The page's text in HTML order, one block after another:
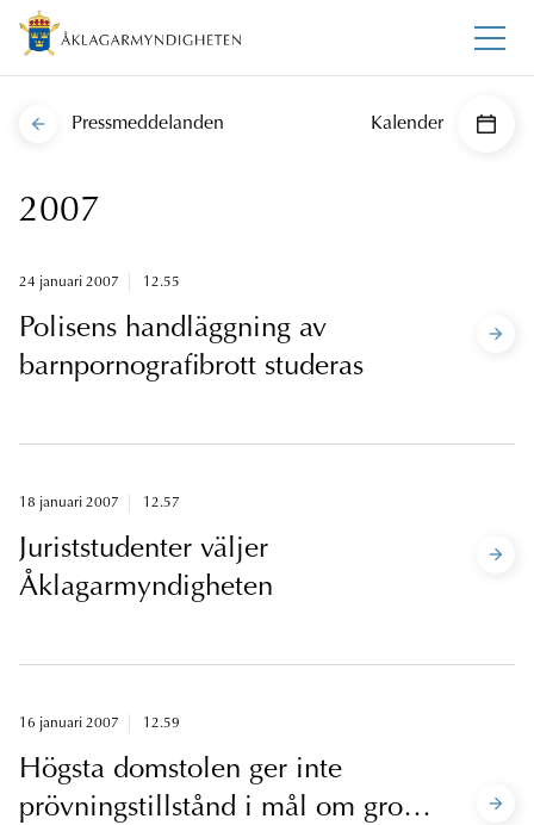
Pressmeddelanden Kalender
2007
24 januari 2007 12.55
Polisens handläggning av
barnpornografibrott studeras
18 januari 2007 12.57
Juriststudenter väljer
Åklagarmyndigheten
16 januari 2007 12.59
Högsta domstolen ger inte
prövningstillstånd i mål om grovt